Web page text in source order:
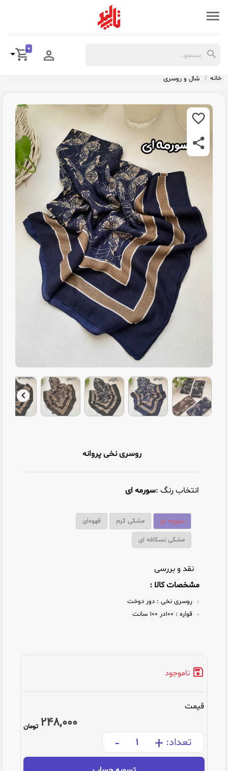
0
خانه شال و روسری
روسری نخی پروانه
انتخاب رنگ :سورمه ای
سورمه ای مشکی کرم قهوه‌ای
مشکی نسکافه ای
نقد و بررسی
مشخصات کالا :
روسری نخی : دور دوخت
قواره :
ناموجود
قیمت
248,000 تومان
تعداد: +
-